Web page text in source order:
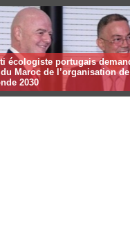
écologiste portugais
Maroc de l’organisation
2030